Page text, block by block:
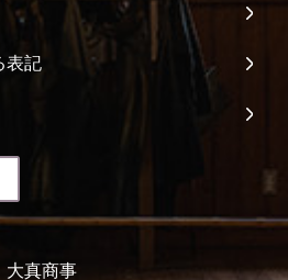
表記
大真商事